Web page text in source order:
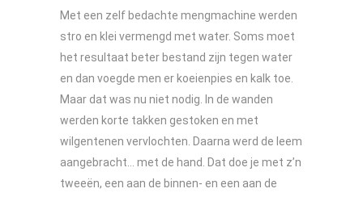
Met een zelf bedachte mengmachine werden
stro en klei vermengd met water. Soms moet
het resultaat beter bestand zijn tegen water
en dan voegde men er koeienpies en kalk toe.
Maar dat was nu niet nodig. In de wanden
werden korte takken gestoken en met
wilgentenen vervlochten. Daarna werd de leem
aangebracht… met de hand. Dat doe je met z’n
tweeën, een aan de binnen- en een aan de